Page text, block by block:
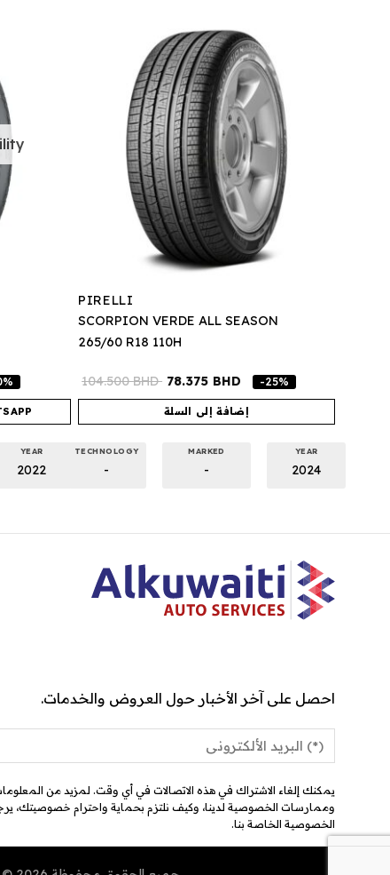
PIRELLI
SCORPION VERDE ALL SEASON
265/60 R18 110H
104.500BHD 78.375 BHD -25%
إضافة إلى السلة
YEAR
2024
MARKED
-
TECHNOLOGY
-
YEAR
2022
احصل على آخر الأخبار حول العروض والخدمات.
يمكنك إلغاء الاشتراك في هذه الاتصالات في أي وقت. لمزيد من
وممارسات الخصوصية لدينا، وكيف نلتزم بحماية واحترام خصوصيتك،
الخصوصية الخاصة بنا.